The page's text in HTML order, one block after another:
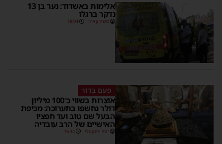
אלימות באשדוד: נער בן 13
נדקר ברגלו
משה קאהן 18:04
פעם בדור
אוצרות בשווי כ־100 מיליון
דולר נחשפו בתערוכה: מכיפת
הבעל שם טוב ועד חפציו
האישיים של הרב עובדיה
יוסי יחזקאלי 16:34